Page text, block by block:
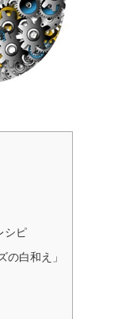
シピ
の白和え」